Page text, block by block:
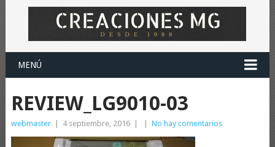
MENÚ
REVIEW_LG9010-03
webmaster 4 septiembre, 2016 No hay comentarios